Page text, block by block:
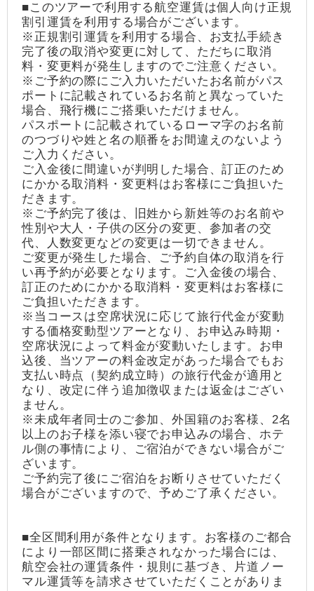
■このツアーで利用する航空運賃は個人向け正規
割引運賃を利用する場合がございます。
※正規割引運賃を利用する場合、お支払手続き
完了後の取消や変更に対して、ただちに取消
料・変更料が発生しますのでご注意ください。
※ご予約の際にご入力いただいたお名前がパス
ポートに記載されているお名前と異なっていた
場合、飛行機にご搭乗いただけません。
パスポートに記載されているローマ字のお名前
のつづりや姓と名の順番をお間違えのないよう
ご入力ください。
ご入金後に間違いが判明した場合、訂正のため
にかかる取消料・変更料はお客様にご負担いた
だきます。
※ご予約完了後は、旧姓から新姓等のお名前や
性別や大人・子供の区分の変更、参加者の交
代、人数変更などの変更は一切できません。
ご変更が発生した場合、ご予約自体の取消を行
い再予約が必要となります。ご入金後の場合、
訂正のためにかかる取消料・変更料はお客様に
ご負担いただきます。
※当コースは空席状況に応じて旅行代金が変動
する価格変動型ツアーとなり、お申込み時期・
空席状況によって料金が変動いたします。お申
込後、当ツアーの料金改定があった場合でもお
支払い時点（契約成立時）の旅行代金が適用と
なり、改定に伴う追加徴収または返金はござい
ません。
※未成年者同士のご参加、外国籍のお客様、2名
以上のお子様を添い寝でお申込みの場合、ホテ
ル側の事情により、ご宿泊ができない場合がご
ざいます。
ご予約完了後にご宿泊をお断りさせていただく
場合がございますので、予めご了承ください。
■全区間利用が条件となります。お客様のご都合
により一部区間に搭乗されなかった場合には、
航空会社の運賃条件・規則に基づき、片道ノー
マル運賃等を請求させていただくことがありま